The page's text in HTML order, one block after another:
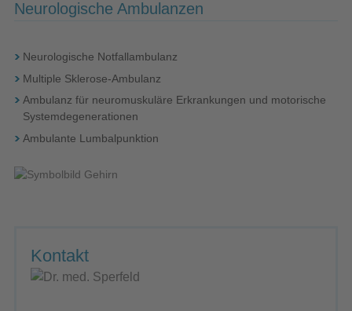
Neurologische Ambulanzen
Neurologische Notfallambulanz
Multiple Sklerose-Ambulanz
Ambulanz für neuromuskuläre Erkrankungen und motorische
Systemdegenerationen
Ambulante Lumbalpunktion
Kontakt